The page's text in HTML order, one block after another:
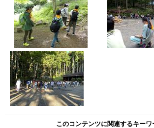
このコンテンツに関連するキーワ